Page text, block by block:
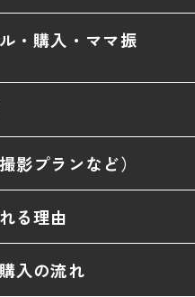
・購入・ママ振
影プランなど）
る理由
入の流れ